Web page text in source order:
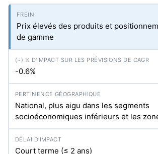
Prix élevés des produits et
de gamme
-0.6%
National, plus aigu dans les segments
socioéconomiques inférieurs et les
Court terme (≤ 2 ans)